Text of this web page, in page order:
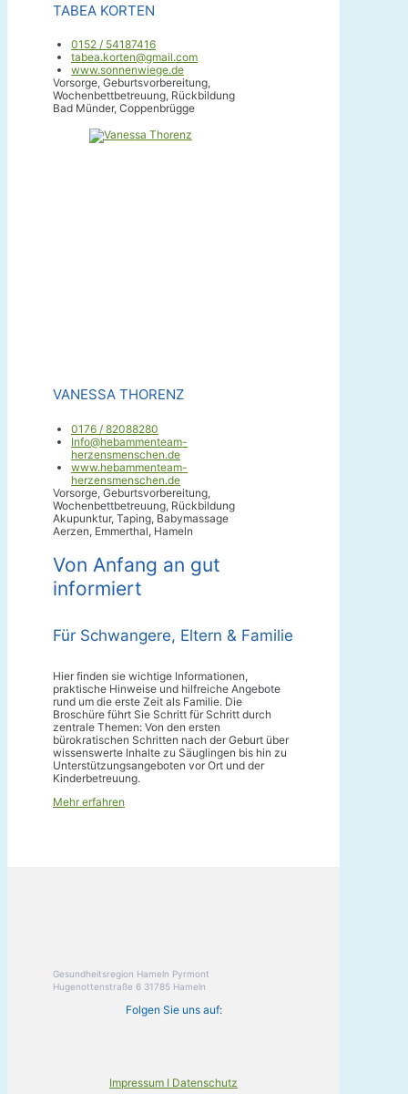
TABEA KORTEN
0152 / 54187416
tabea.korten@gmail.com
www.sonnenwiege.de
Vorsorge, Geburtsvorbereitung,
Wochenbettbetreuung, Rückbildung
Bad Münder, Coppenbrügge
VANESSA THORENZ
0176 / 82088280
Info@hebammenteam-
herzensmenschen.de
www.hebammenteam-
herzensmenschen.de
Vorsorge, Geburtsvorbereitung,
Wochenbettbetreuung, Rückbildung
Akupunktur, Taping, Babymassage
Aerzen, Emmerthal, Hameln
Von Anfang an gut
informiert
Für Schwangere, Eltern & Familie
Hier finden sie wichtige Informationen,
praktische Hinweise und hilfreiche Angebote
rund um die erste Zeit als Familie. Die
Broschüre führt Sie Schritt für Schritt durch
zentrale Themen: Von den ersten
bürokratischen Schritten nach der Geburt über
wissenswerte Inhalte zu Säuglingen bis hin zu
Unterstützungsangeboten vor Ort und der
Kinderbetreuung.
Mehr erfahren
Gesundheitsregion Hameln Pyrmont
Hugenottenstraße 6 31785 Hameln
Folgen Sie uns auf:
Impressum I Datenschutz